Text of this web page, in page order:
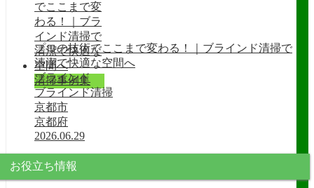
清掃事例集
プロの技術でここまで変わる！｜ブラインド清掃で
清潔で快適な空間へ
ブラインド
ブラインド清掃
京都市
京都府
2026.06.29
お役立ち情報